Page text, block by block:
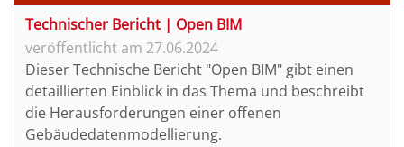
Technischer Bericht | Open BIM
27.06.2024
Dieser Technische Bericht "Open BIM" gibt einen
detaillierten Einblick in das Thema und beschreibt
die Herausforderungen einer offenen
Gebäudedatenmodellierung.